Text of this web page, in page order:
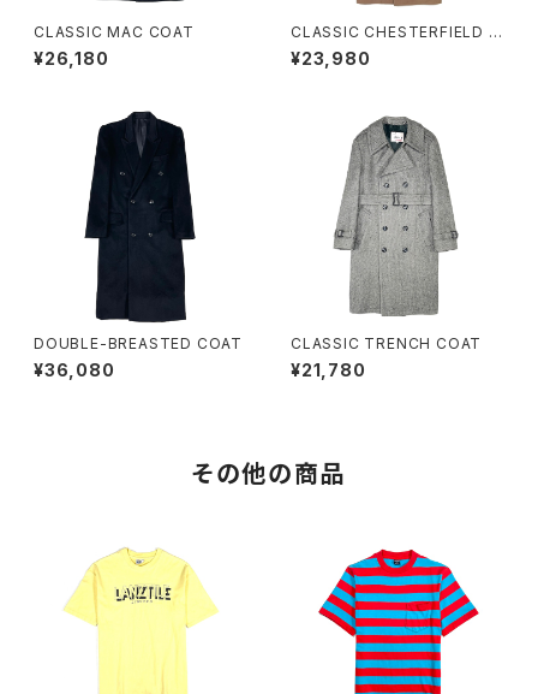
CLASSIC MAC COAT
¥26,180
CLASSIC CHESTERFIELD C
OAT
¥23,980
DOUBLE-BREASTED COAT
¥36,080
CLASSIC TRENCH COAT
¥21,780
その他の商品